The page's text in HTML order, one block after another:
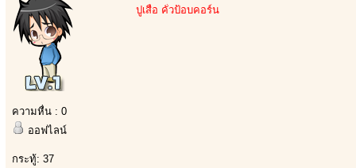
ความหื่น : 0
ออฟไลน์
กระทู้: 37
ปูเสื่อ คั่วป้อบคอร์น